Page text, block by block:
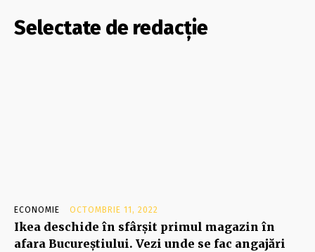
Selectate de redacție
ECONOMIE OCTOMBRIE 11, 2022
Ikea deschide în sfârșit primul magazin în
afara Bucureștiului. Vezi unde se fac angajări